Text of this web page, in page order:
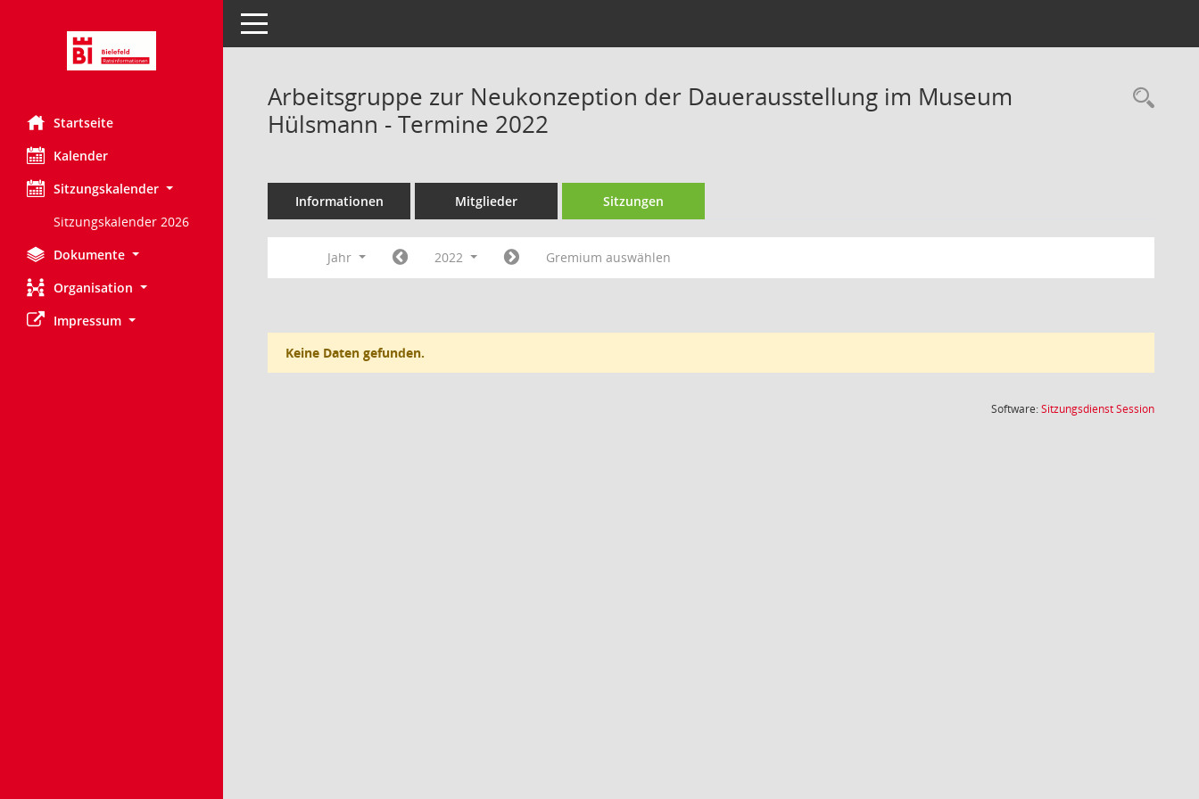
Startseite
Kalender
Sitzungskalender
Sitzungskalender 2026
Dokumente
Organisation
Impressum
Toggle navigation
Arbeitsgruppe zur Neukonzeption der Dauerausstellung im Museum
Hülsmann - Termine 2022
Informationen Mitglieder Sitzungen
Jahr 2022 Gremium auswählen
Keine Daten gefunden.
Software:SitzungsdienstSession(Wird in